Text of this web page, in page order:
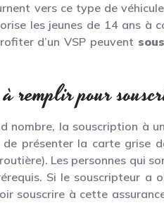
vers ce type de
les jeunes de 14 ans à
d’un VSP peuvent
remplir pour
nombre, la souscription à
présenter la carte grise
Les personnes qui
Si le souscripteur
souscrire à cette